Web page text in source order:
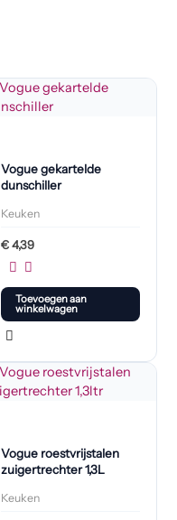
Vogue gekartelde
dunschiller
Keuken
€4,39
Toevoegen aan
winkelwagen
Vogue roestvrijstalen
zuigertrechter 1,3L
Keuken